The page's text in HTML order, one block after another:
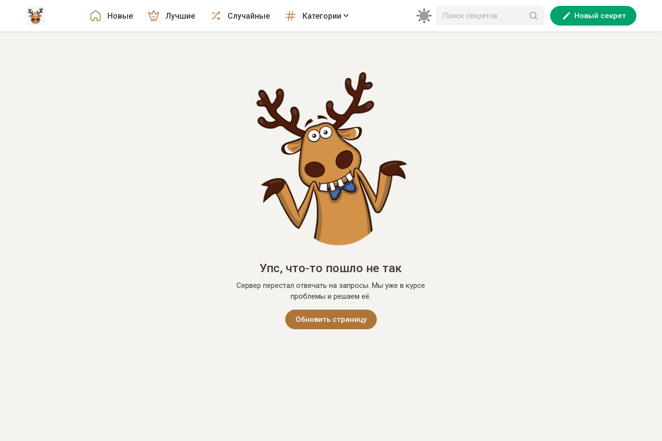
Новые Лучшие Случайные Категории Новый секрет
Упс, что-то пошло не так
Сервер перестал отвечать на запросы. Мы уже в курсе
проблемы и решаем её.
Обновить страницу